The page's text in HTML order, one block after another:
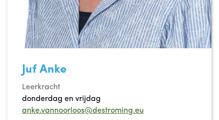
Juf Anke
Leerkracht
donderdag en vrijdag
anke.vannoorloos@destroming.eu